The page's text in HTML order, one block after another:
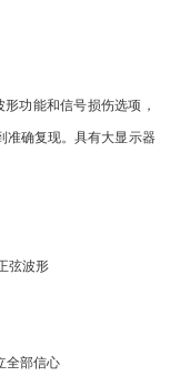
功能和信号损伤选项，
准确复现。具有大显示器
弦波形
全部信心